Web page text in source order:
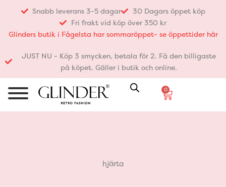
innehåll
Snabb leverans 3-5 dagar
30 Dagars öppet köp
Fri frakt vid köp över 350 kr
Glinders butik i Fågelsta har sommaröppet- se öppettider här
JUST NU - Köp 3 smycken, betala för 2. Få den billigaste
på köpet. Gäller i butik och online.
0
Varukorg
hjärta